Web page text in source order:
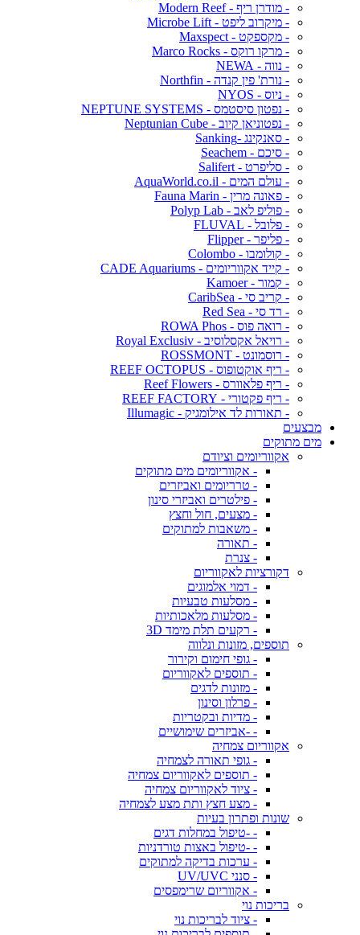
- מודרן ריף - Modern Reef
- מיקרוב ליפט - Microbe Lift
- מקספקט - Maxspect
- מרקו רוקס - Marco Rocks
- נווה - NEWA
- נורת' פין קנדה - Northfin
- ניוס - NYOS
- נפטון סיסטמס - NEPTUNE SYSTEMS
- נפטוניאן קיוב - Neptunian Cube
- סאנקינג -Sanking
- סיכם - Seachem
- סליפרט - Salifert
- עולם המים - AquaWorld.co.il
- פאונה מרין - Fauna Marin
- פוליפ לאב - Polyp Lab
- פלובל - FLUVAL
- פליפר - Flipper
- קולומבו - Colombo
- קייד אקווריומים - CADE Aquariums
- קמור - Kamoer
- קריב סי - CaribSea
- רד סי - Red Sea
- רואה פוס - ROWA Phos
- רויאל אקסלוסיב - Royal Exclusiv
- רוסמונט - ROSSMONT
- ריף אוקטופוס - REEF OCTOPUS
- ריף פלאוורס - Reef Flowers
- ריף פקטורי - REEF FACTORY
- תאורות לד אילומגיק - Illumagic
מבצעים
מים מתוקים
אקווריומים וציודם
- אקווריומים מים מתוקים
- טרריומים ואביזרים
- פילטרים ואביזרי סינון
- מצעים, חול וחצץ
- משאבות למתוקים
- תאורה
- צנרת
דקורציות לאקווריום
- דמוי אלמוגים
- מסלעות טבעיות
- מסלעות מלאכותיות
- רקעים תלת מימד 3D
תוספים, מזונות ונלווה
- גופי חימום וקירור
- תוספים לאקווריום
- מזונות לדגים
- פרלון וסינון
- מדיות ובקטריות
- -אביזרים שימושיים
אקווריום צמחיה
- גופי תאורה לצמחיה
- תוספים לאקווריום צמחיה
- ציוד לאקווריום צמחיה
- מצע חצץ ותת מצע לצמחיה
שונות ופתרון בעיות
- -טיפול במחלות דגים
- -טיפול באצות טורדניות
- ערכות בדיקה למתוקים
- סנני UV/UVC
- אקווריום שרימפסים
בריכות נוי
- ציוד לבריכות נוי